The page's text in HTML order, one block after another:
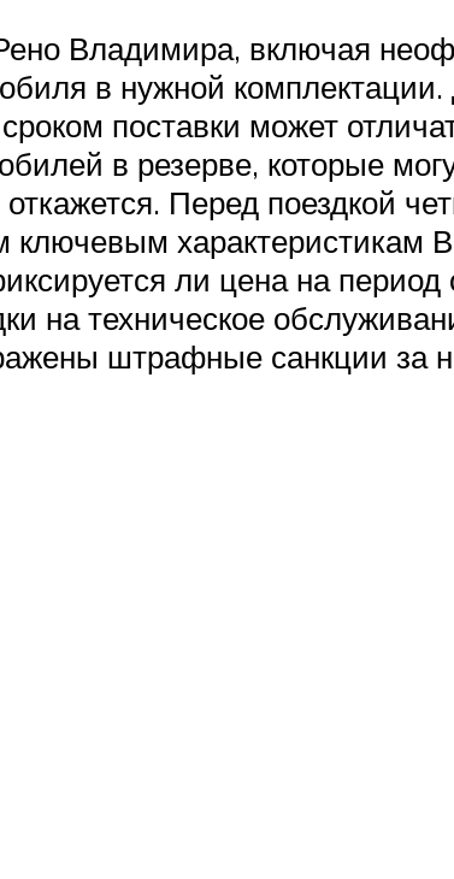
Владимира, включая
в нужной
поставки может
в резерве, которые
Перед поездкой
характеристикам
ли цена на
на техническое
штрафные санкции за